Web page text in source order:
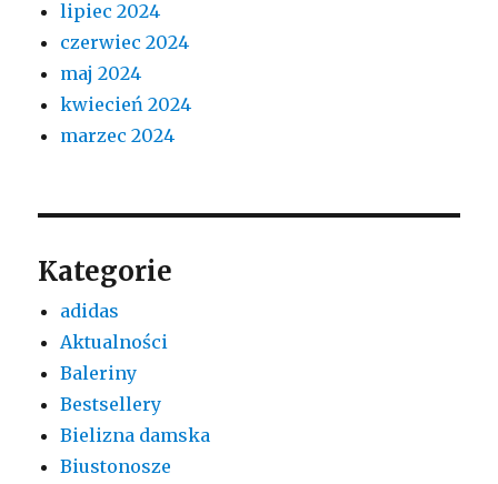
lipiec 2024
czerwiec 2024
maj 2024
kwiecień 2024
marzec 2024
Kategorie
adidas
Aktualności
Baleriny
Bestsellery
Bielizna damska
Biustonosze